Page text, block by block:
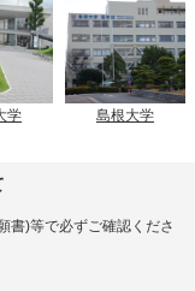
学 島根大学
書)等で必ずご確認くださ